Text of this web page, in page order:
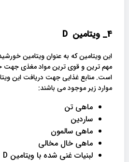
4_ ویتامین
این ویتامین که به عنوان ویتامین
مهم ترین و قوی ترین مواد مغذی جهت
است. منابع غذایی جهت دریافت این
موارد زیر موجود می باشند:
ماهی تن
ساردین
ماهی سالمون
ماهی خال مخالی
لبنیات غنی شده با ویتامین D